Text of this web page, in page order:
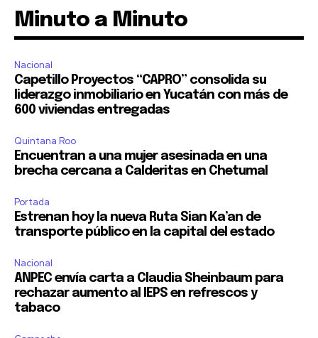
Minuto a Minuto
Nacional
Capetillo Proyectos “CAPRO” consolida su
liderazgo inmobiliario en Yucatán con más de
600 viviendas entregadas
Quintana Roo
Encuentran a una mujer asesinada en una
brecha cercana a Calderitas en Chetumal
Portada
Estrenan hoy la nueva Ruta Sian Ka’an de
transporte público en la capital del estado
Nacional
ANPEC envía carta a Claudia Sheinbaum para
rechazar aumento al IEPS en refrescos y
tabaco